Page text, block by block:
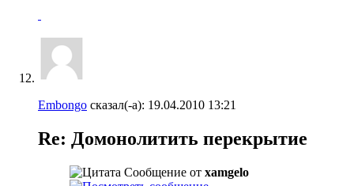
Embongo сказал(-а): 19.04.2010 13:21
Re: Домонолитить перекрытие
Сообщение от xamgelo